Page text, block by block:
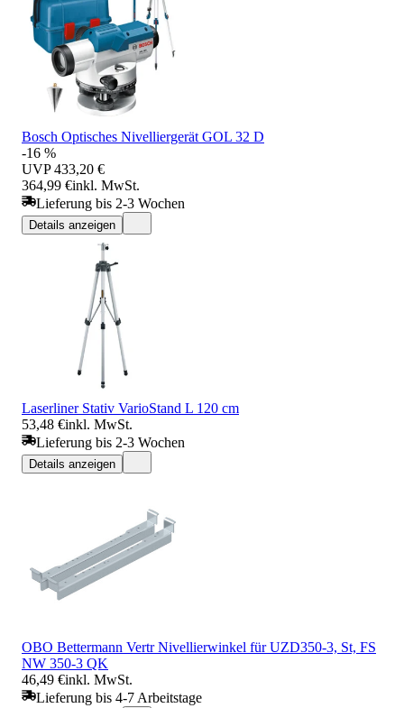
Bosch Optisches Nivelliergerät GOL 32 D
-16 %
UVP 433,20 €
364,99 €inkl. MwSt.
Lieferung bis 2-3 Wochen
Details anzeigen
Laserliner Stativ VarioStand L 120 cm
53,48 €inkl. MwSt.
Lieferung bis 2-3 Wochen
Details anzeigen
OBO Bettermann Vertr Nivellierwinkel für UZD350-3, St, FS
NW 350-3 QK
46,49 €inkl. MwSt.
Lieferung bis 4-7 Arbeitstage